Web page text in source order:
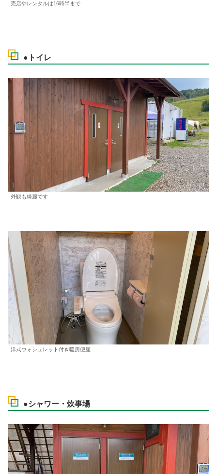
売店やレンタルは16時半まで
●トイレ
外観も綺麗です
洋式ウォシュレット付き暖房便座
●シャワー・炊事場